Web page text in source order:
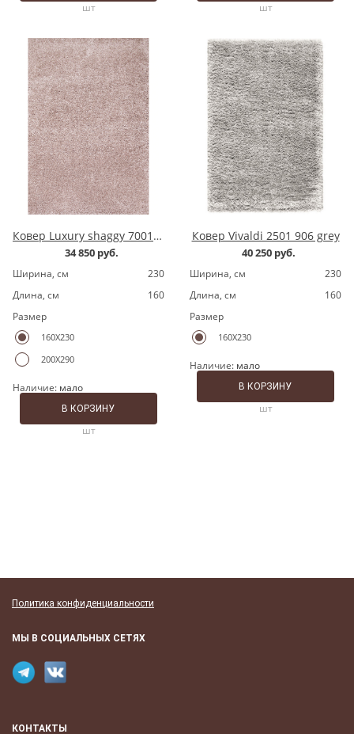
шт шт
Ковер Luxury shaggy 7001200.8 pink
34 850 руб.
Ширина, cм
230
Длина, cм
160
Размер
160X230
200X290
Наличие: мало
шт
В КОРЗИНУ
Ковер Vivaldi 2501 906 grey
40 250 руб.
Ширина, cм
230
Длина, cм
160
Размер
160X230
Наличие: мало
шт
В КОРЗИНУ
Политика конфиденциальности
МЫ В СОЦИАЛЬНЫХ СЕТЯХ
КОНТАКТЫ